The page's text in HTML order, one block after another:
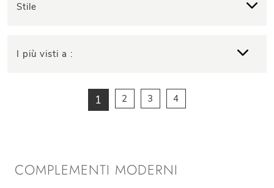
Stile
I più visti a :
1 2 3 4
COMPLEMENTI MODERNI